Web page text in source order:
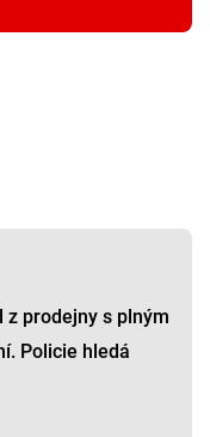
z prodejny s plným
Policie hledá